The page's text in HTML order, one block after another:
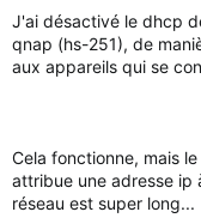
t
J'ai désactivé le dhcp
qnap (hs-251), de
aux appareils qui se
Cela fonctionne, mais
attribue une adresse ip
réseau est super long...